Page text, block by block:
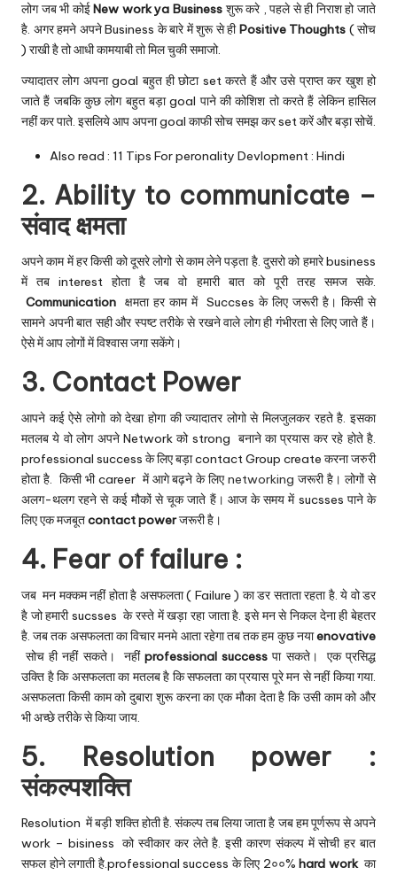
लोग जब भी कोईNew work ya Businessशुरू करे , पहले से ही निराश हो जाते
है. अगर हमने अपने Business के बारे में शुरू से हीPositive Thoughts ( सोच
) राखी है तो आधी कामयाबी तो मिल चुकी समाजो.
ज्यादातर लोग अपना goal बहुत ही छोटा set करते हैं और उसे प्राप्त कर खुश हो
जाते हैं जबकि कुछ लोग बहुत बड़ा goal पाने की कोशिश तो करते हैं लेकिन हासिल
नहीं कर पाते. इसलिये आप अपना goal काफी सोच समझ कर set करें और बड़ा सोचें.
Also read : 11 Tips For peronality Devlopment : Hindi
2. Ability to communicate –
संवाद क्षमता
अपने काम में हर किसी को दूसरे लोगो से काम लेने पड़ता है. दुसरो को हमारे business
में तब interest होता है जब वो हमारी बात को पूरी तरह समज सके.
Communication क्षमता हर काम में Succses के लिए जरूरी है। किसी से
सामने अपनी बात सही और स्पष्ट तरीके से रखने वाले लोग ही गंभीरता से लिए जाते हैं।
ऐसे में आप लोगों में विश्वास जगा सकेंगे।
3. Contact Power
आपने कई ऐसे लोगो को देखा होगा की ज्यादातर लोगो से मिलजुलकर रहते है. इसका
मतलब ये वो लोग अपने Network को strong बनाने का प्रयास कर रहे होते है.
professional success के लिए बड़ा contact Group create करना जरुरी
होता है. किसी भी career में आगे बढ़ने के लिएnetworking जरूरी है। लोगों से
अलग-थलग रहने से कई मौकों से चूक जाते हैं। आज के समय में sucsses पाने के
लिए एक मजबूतcontact powerजरूरी है।
4. Fear of failure :
जब मन मक्कम नहीं होता है असफलता ( Failure ) का डर सताता रहता है. ये वो डर
है जो हमारी sucsses के रस्ते में खड़ा रहा जाता है. इसे मन से निकल देना ही बेहतर
है. जब तक असफलता का विचार मनमे आता रहेगा तब तक हम कुछ नयाenovative
सोच ही नहीं सकते। नहींprofessional success पा सकते। एक प्रसिद्ध
उक्ति है कि असफलता का मतलब है कि सफलता का प्रयास पूरे मन से नहीं किया गया.
असफलता किसी काम को दुबारा शुरू करना का एक मौका देता है कि उसी काम को और
भी अच्छे तरीके से किया जाय.
5. Resolution power :
संकल्पशक्ति
Resolution में बड़ी शक्ति होती है. संकल्प तब लिया जाता है जब हम पूर्णरूप से अपने
work – bisiness को स्वीकार कर लेते है. इसी कारण संकल्प में सोची हर बात
सफल होने लगाती है.professional success के लिए 2००%hard workका